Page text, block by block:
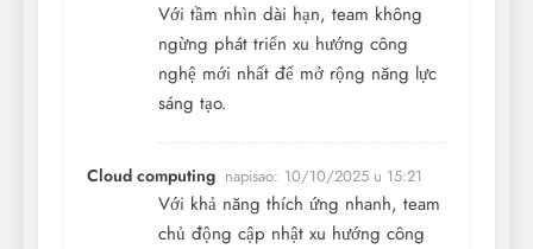
Với tầm nhìn dài hạn, team không
ngừng phát triển xu hướng công
nghệ mới nhất để mở rộng năng lực
sáng tạo.
Cloud computing napisao: 10/10/2025 u 15:21
Với khả năng thích ứng nhanh, team
chủ động cập nhật xu hướng công